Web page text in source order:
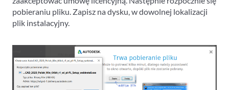
pobieraniu pliku. Zapisz na dysku, w dowolnej lokalizacji
plik instalacyjny.